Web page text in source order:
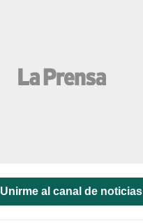
Unirme al canal de noticias